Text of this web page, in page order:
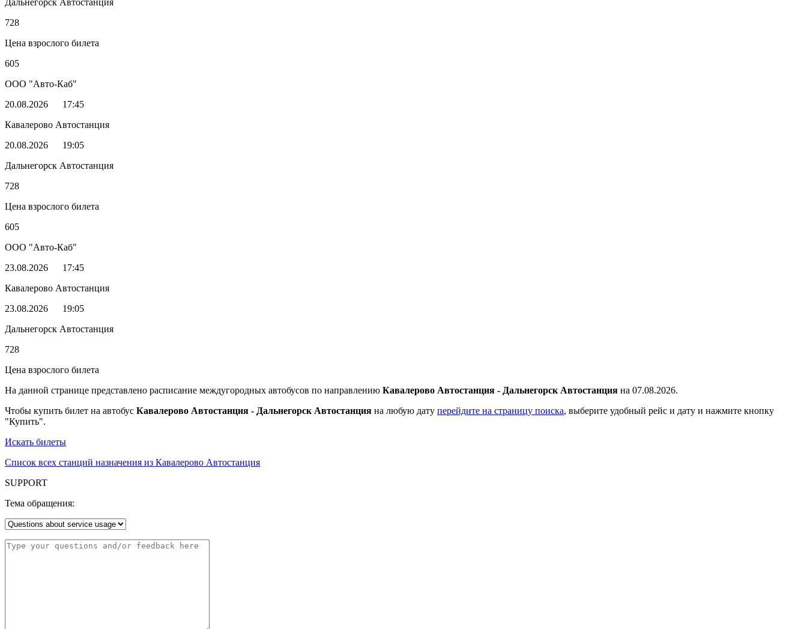
Дальнегорск Автостанция
728
Цена взрослого билета
605
ООО "Авто-Каб"
20.08.2026
17:45
Кавалерово Автостанция
20.08.2026
19:05
Дальнегорск Автостанция
728
Цена взрослого билета
605
ООО "Авто-Каб"
23.08.2026
17:45
Кавалерово Автостанция
23.08.2026
19:05
Дальнегорск Автостанция
728
Цена взрослого билета
На данной странице представлено расписание междугородных автобусов по направлению Кавалерово Автостанция - Дальнегорск Автостанция на 07.08.2026.
Чтобы купить билет на автобус Кавалерово Автостанция - Дальнегорск Автостанция на любую дату перейдите на страницу поиска, выберите удобный рейс и дату и нажмите кнопку
"Купить".
Искать билеты
Список всех станций назначения из Кавалерово Автостанция
SUPPORT
Тема обращения: